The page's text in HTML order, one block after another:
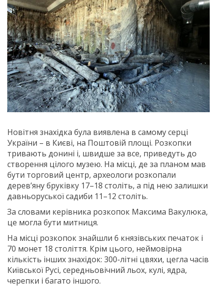
Новітня знахідка була виявлена в самому серці
України – в Києві, на Поштовій площі. Розкопки
тривають донині і, швидше за все, приведуть до
створення цілого музею. На місці, де за планом мав
бути торговий центр, археологи розкопали
дерев’яну бруківку 17–18 століть, а під нею залишки
давньоруської садиби 11–12 століть.
За словами керівника розкопок Максима Вакулюка,
це могла бути митниця.
На місці розкопок знайшли 6 князівських печаток і
70 монет 18 століття. Крім цього, неймовірна
кількість інших знахідок: 300-літні цвяхи, цегла часів
Київської Русі, середньовічний льох, кулі, ядра,
черепки і багато іншого.